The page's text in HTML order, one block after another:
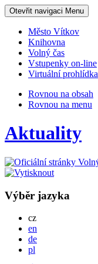
Otevřit navigaci Menu
Město Vítkov
Knihovna
Volný čas
Vstupenky on-line
Virtuální prohlídka
Rovnou na obsah
Rovnou na menu
Aktuality
Výběr jazyka
czČesky
en
deDeutsch
pl